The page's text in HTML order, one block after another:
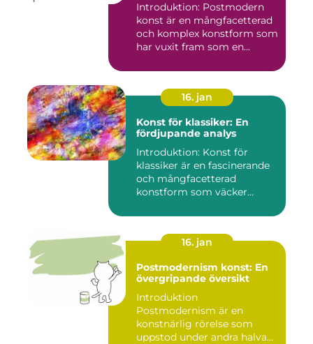
Introduktion: Postmodern
konst är en mångfacetterad
och komplex konstform som
har vuxit fram som en...
16. jan
Konst för klassiker: En
fördjupande analys
Introduktion: Konst för
klassiker är en fascinerande
och mångfacetterad
konstform som väcker
16. jan
Postmodernism konst: En
övergripande översikt
Introduktion
Postmodernism är en
konstnärlig rörelse som
uppstod under andra halvan